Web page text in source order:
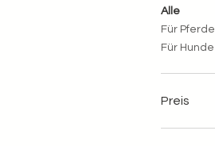
Alle
Für Pferde
Für Hunde
Preis